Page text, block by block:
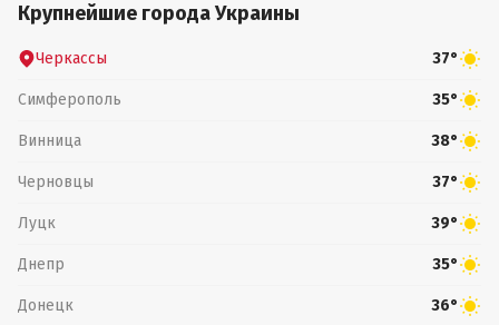
Крупнейшие города Украины
Черкассы 37°
Симферополь 35°
Винница 38°
Черновцы 37°
Луцк 39°
Днепр 35°
Донецк 36°